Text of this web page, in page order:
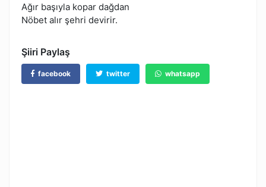
Ağır başıyla kopar dağdan
Nöbet alır şehri devirir.
Şiiri Paylaş
facebook twitter whatsapp